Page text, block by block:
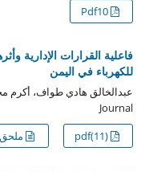
Pdf10
فاعلية القرارات الإدارية
للكهرباء في اليمن
Journal
pdf(11)
ملحق